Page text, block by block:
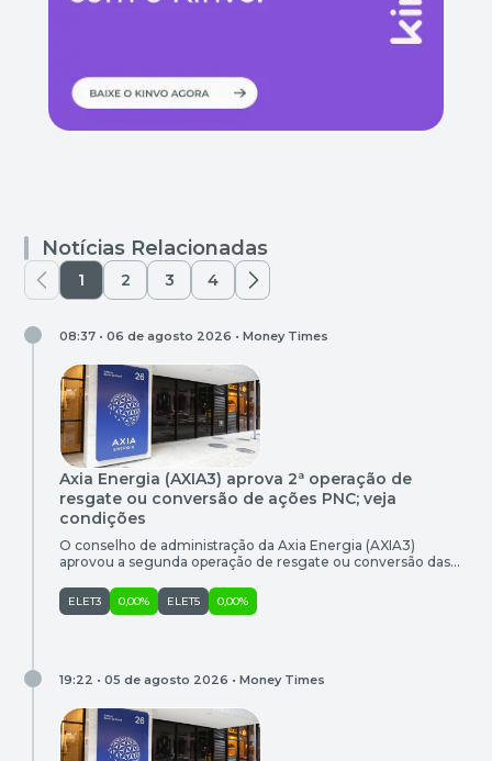
Notícias Relacionadas
1 2 3 4
08:37 • 06 de agosto 2026 • Money Times
Axia Energia (AXIA3) aprova 2ª operação de
resgate ou conversão de ações PNC; veja
condições
O conselho de administração da Axia Energia (AXIA3)
aprovou a segunda operação de resgate ou conversão das
papéis, o equivalente a R$ 2 bilhões e a 6,14% dessa classe de
ações, mostra fato relevante divulgado ao mercado nesta
ELET3 0,00% ELET5 0,00%
19:22 • 05 de agosto 2026 • Money Times